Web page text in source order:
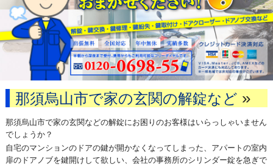
那須烏山市で家の玄関の解錠など »
那須烏山市で家の玄関などの解錠にお困りのお客様はいらっしゃいません
でしょうか？
自宅のマンションのドアの鍵が開かなくなってしまった、アパートの室内
扉のドアノブを鍵開けして欲しい、会社の事務所のシリンダー錠を急ぎで